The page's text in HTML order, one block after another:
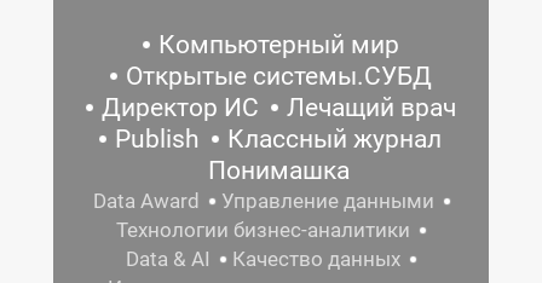
Компьютерный мир
Открытые системы.СУБД
Директор ИС
Лечащий врач
Publish
Классный журнал
Понимашка
Data Award
Управление данными
Технологии бизнес-аналитики
Data & AI
Качество данных